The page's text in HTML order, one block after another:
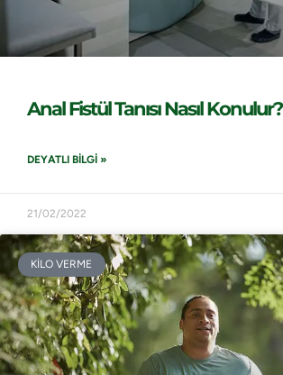
Anal Fistül Tanısı Nasıl Konulur?
DEYATLI BILGI »
21/02/2022
KİLO VERME